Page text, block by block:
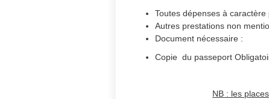
Toutes dépenses à caractère
Autres prestations non
Document nécessaire :
Copie du passeport
NB : les